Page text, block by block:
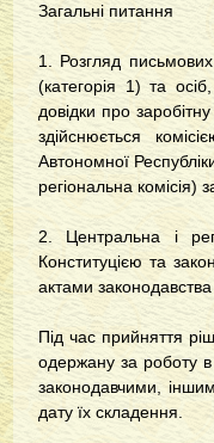
Загальні питання
1. Розгляд
(категорія 1) та
довідки про
здійснюється
Автономної
регіональна комісія)
2. Центральна і
Конституцією та
актами
Під час прийняття
одержану за роботу в
законодавчими,
дату їх складення.